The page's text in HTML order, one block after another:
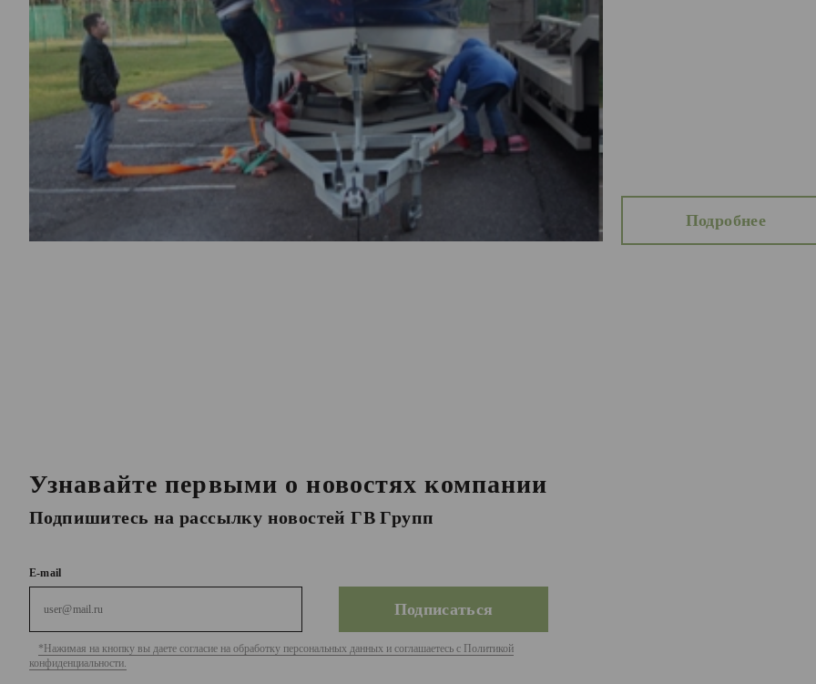
Подробнее
Узнавайте первыми о новостях компании
Подпишитесь на рассылку новостей ГВ Групп
E-mail
*Нажимая на кнопку вы даете согласие на обработку персональных данных и соглашаетесь с Политикой
конфиденциальности.